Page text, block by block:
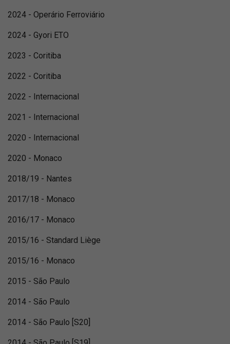
2024 - Operário Ferroviário
2024 - Gyori ETO
2023 - Coritiba
2022 - Coritiba
2022 - Internacional
2021 - Internacional
2020 - Internacional
2020 - Monaco
2018/19 - Nantes
2017/18 - Monaco
2016/17 - Monaco
2015/16 - Standard Liège
2015/16 - Monaco
2015 - São Paulo
2014 - São Paulo
2014 - São Paulo [S20]